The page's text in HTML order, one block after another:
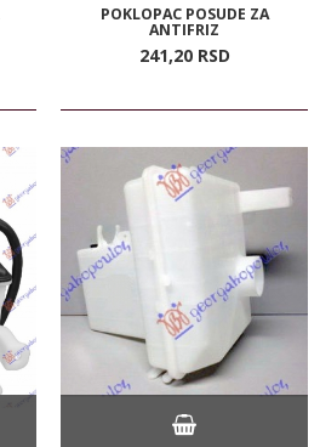
POKLOPAC POSUDE ZA
ANTIFRIZ
241,20 RSD